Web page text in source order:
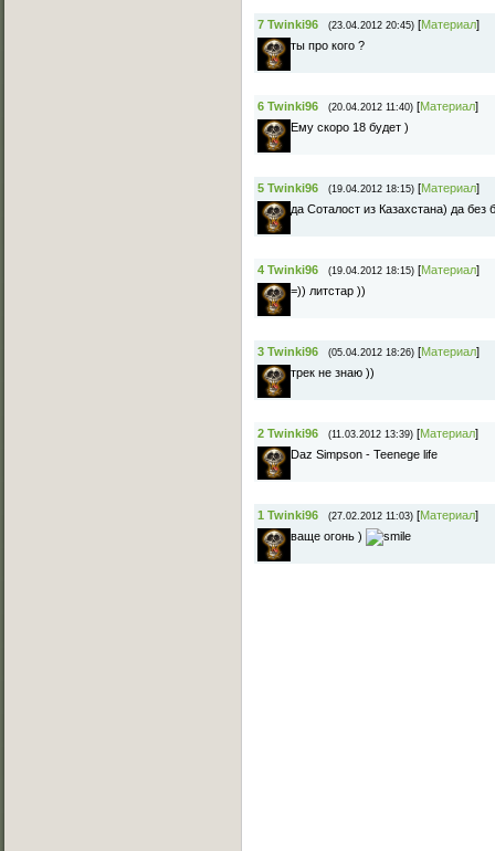
7 Twinki96 (23.04.2012 20:45) [Материал]
ты про кого ?
6 Twinki96 (20.04.2012 11:40) [Материал]
Ему скоро 18 будет )
5 Twinki96 (19.04.2012 18:15) [Материал]
да Соталост из Казахстана) да без
4 Twinki96 (19.04.2012 18:15) [Материал]
=)) литстар ))
3 Twinki96 (05.04.2012 18:26) [Материал]
трек не знаю ))
2 Twinki96 (11.03.2012 13:39) [Материал]
Daz Simpson - Teenege life
1 Twinki96 (27.02.2012 11:03) [Материал]
ваще огонь )